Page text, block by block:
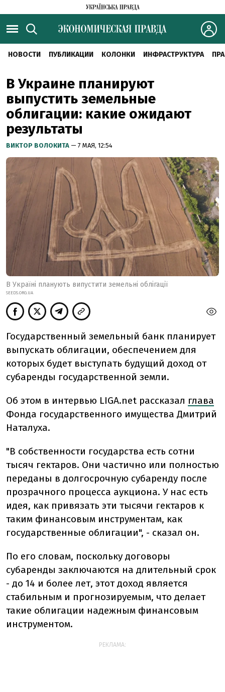
НОВОСТИ ПУБЛИКАЦИИ КОЛОНКИ ИНФРАСТРУКТУРА
В Украине планируют
выпустить земельные
облигации: какие ожидают
результаты
ВИКТОР ВОЛОКИТА — 7 МАЯ, 12:54
В Україні планують випустити земельні облігації
SEEDS.ORG.UA
Государственный земельный банк планирует
выпускать облигации, обеспечением для
которых будет выступать будущий доход от
субаренды государственной земли.
Об этом в интервью LIGA.net рассказал глава
Фонда государственного имущества Дмитрий
Наталуха.
"В собственности государства есть сотни
тысяч гектаров. Они частично или полностью
переданы в долгосрочную субаренду после
прозрачного процесса аукциона. У нас есть
идея, как привязать эти тысячи гектаров к
таким финансовым инструментам, как
государственные облигации", - сказал он.
По его словам, поскольку договоры
субаренды заключаются на длительный срок
- до 14 и более лет, этот доход является
стабильным и прогнозируемым, что делает
такие облигации надежным финансовым
инструментом.
РЕКЛАМА: